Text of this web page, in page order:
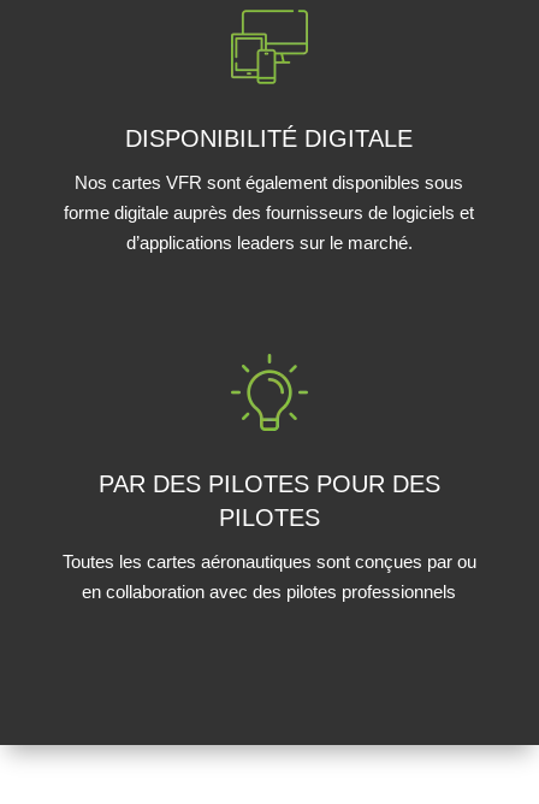
DISPONIBILITÉ DIGITALE
Nos cartes VFR sont également disponibles sous
forme digitale auprès des fournisseurs de logiciels et
d’applications leaders sur le marché.
PAR DES PILOTES POUR DES
PILOTES
Toutes les cartes aéronautiques sont conçues par ou
en collaboration avec des pilotes professionnels